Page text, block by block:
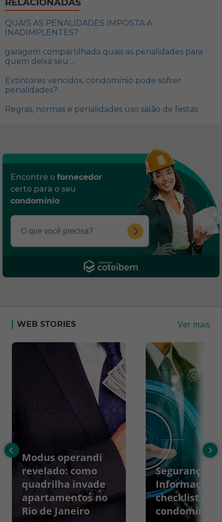
RELACIONADAS
QUAIS AS PENALIDADES IMPOSTA A
INADIMPLENTES?
garagem compartilhada quais as penalidades para
quem deixa seu ...
Extintores vencidos, condomínio pode sofrer
penalidades?
Regras, normas e penalidades uso salão de festas
Encontre o fornecedor
certo para o seu
condomínio
WEB STORIES Ver mais
Modus operandi
revelado: como
quadrilha invade
apartamentos no
Rio de Janeiro
Segurança da
Informação:
checklist
condomínios
‹ ›